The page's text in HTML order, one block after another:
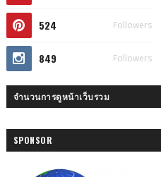
524 Followers
849 Followers
จำนวนการดูหน้าเว็บรวม
SPONSOR